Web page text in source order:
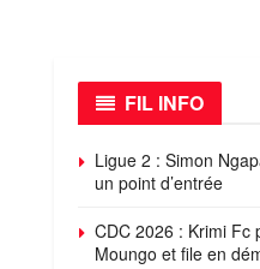
FIL INFO
Ligue 2 : Simon
un point d’entrée
CDC 2026 : Krimi Fc
Moungo et file en